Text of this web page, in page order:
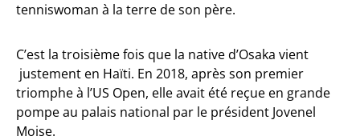
tenniswoman à la terre de son père.
C’est la troisième fois que la native d’Osaka vient
justement en Haïti. En 2018, après son premier
triomphe à l’US Open, elle avait été reçue en grande
pompe au palais national par le président Jovenel
Moise.